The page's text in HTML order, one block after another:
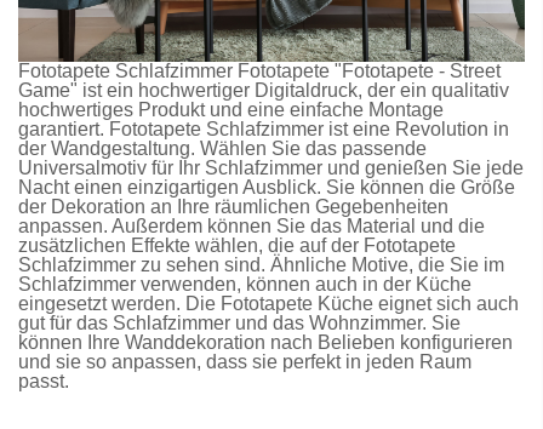
Fototapete Schlafzimmer Fototapete "Fototapete - Street
Game" ist ein hochwertiger Digitaldruck, der ein qualitativ
hochwertiges Produkt und eine einfache Montage
garantiert. Fototapete Schlafzimmer ist eine Revolution in
der Wandgestaltung. Wählen Sie das passende
Universalmotiv für Ihr Schlafzimmer und genießen Sie jede
Nacht einen einzigartigen Ausblick. Sie können die Größe
der Dekoration an Ihre räumlichen Gegebenheiten
anpassen. Außerdem können Sie das Material und die
zusätzlichen Effekte wählen, die auf der Fototapete
Schlafzimmer zu sehen sind. Ähnliche Motive, die Sie im
Schlafzimmer verwenden, können auch in der Küche
eingesetzt werden. Die Fototapete Küche eignet sich auch
gut für das Schlafzimmer und das Wohnzimmer. Sie
können Ihre Wanddekoration nach Belieben konfigurieren
und sie so anpassen, dass sie perfekt in jeden Raum
passt.